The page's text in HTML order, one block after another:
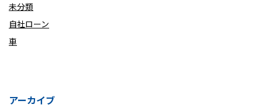
未分類
自社ローン
車
アーカイブ